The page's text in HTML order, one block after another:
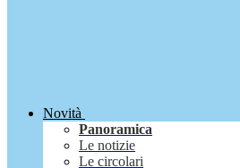
Novità
Panoramica
Le notizie
Le circolari